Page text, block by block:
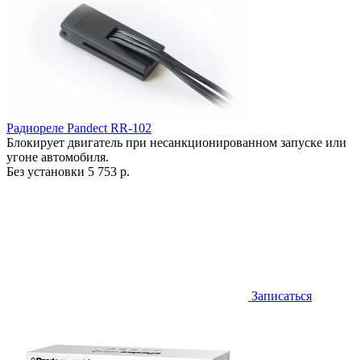
Радиореле Pandect RR-102
Блокирует двигатель при несанкционированном запуске или
угоне автомобиля.
Без установки 5 753 р.
Записаться